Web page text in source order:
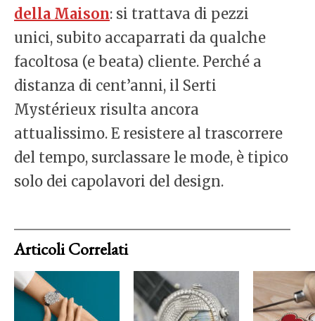
della Maison: si trattava di pezzi
unici, subito accaparrati da qualche
facoltosa (e beata) cliente. Perché a
distanza di cent’anni, il Serti
Mystérieux risulta ancora
attualissimo. E resistere al trascorrere
del tempo, surclassare le mode, è tipico
solo dei capolavori del design.
Articoli Correlati